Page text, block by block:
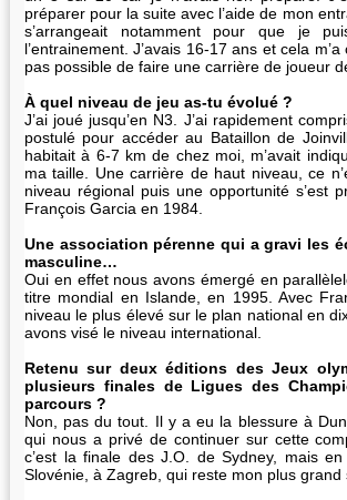
préparer pour la suite avec l’aide de mon
s’arrangeait notamment pour que je
l’entrainement. J’avais 16-17 ans et cela
pas possible de faire une carrière de joueur
À quel niveau de jeu as-tu évolué ?
J’ai joué jusqu’en N3. J’ai rapidement
postulé pour accéder au Bataillon de
habitait à 6-7 km de chez moi, m’avait
ma taille. Une carrière de haut niveau, ce
niveau régional puis une opportunité s’est
François Garcia en 1984.
Une association pérenne qui a gravi les
masculine…
Oui en effet nous avons émergé en
titre mondial en Islande, en 1995. Avec
niveau le plus élevé sur le plan national en
avons visé le niveau international.
Retenu sur deux éditions des Jeux
plusieurs finales de Ligues des
parcours ?
Non, pas du tout. Il y a eu la blessure à
qui nous a privé de continuer sur cette
c’est la finale des J.O. de Sydney, mais
Slovénie, à Zagreb, qui reste mon plus grand